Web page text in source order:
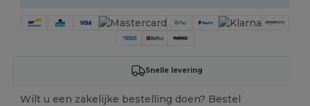
Snelle levering
Wilt u een zakelijke bestelling doen? Bestel